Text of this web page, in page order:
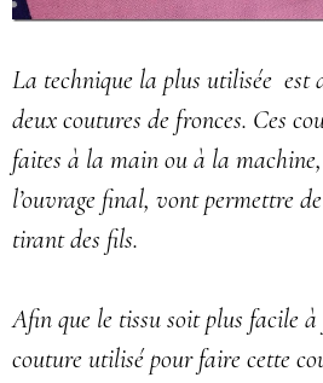
La technique la plus utilisée est
deux coutures de fronces. Ces
faites à la main ou à la
l’ouvrage final, vont permettre
tirant des fils.
Afin que le tissu soit plus facile
couture utilisé pour faire cette